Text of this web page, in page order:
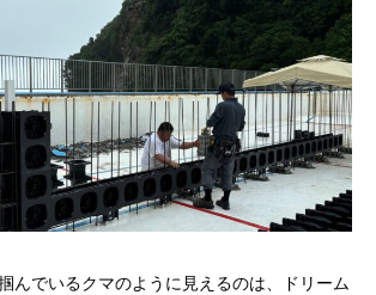
んでいるクマのように見えるのは、ドリーム